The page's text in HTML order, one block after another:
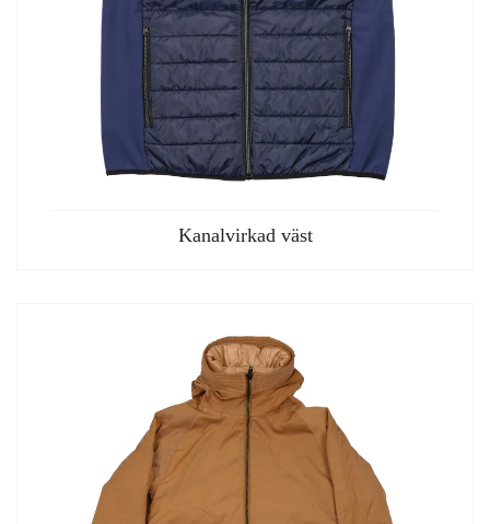
Kanalvirkad väst